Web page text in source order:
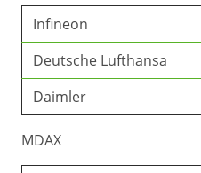
Infineon
Deutsche Lufthansa
Daimler
MDAX